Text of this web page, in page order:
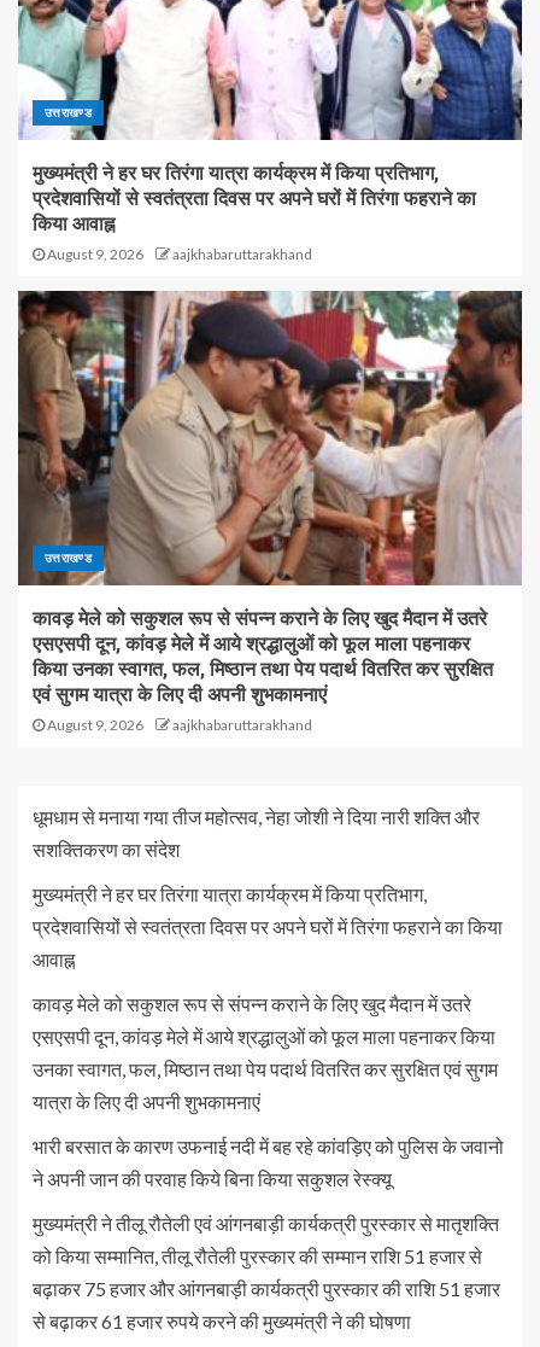
उत्तराखण्ड
मुख्यमंत्री ने हर घर तिरंगा यात्रा कार्यक्रम में किया प्रतिभाग,
प्रदेशवासियों से स्वतंत्रता दिवस पर अपने घरों में तिरंगा फहराने का
किया आवाह्न
August 9, 2026 aajkhabaruttarakhand
उत्तराखण्ड
कावड़ मेले को सकुशल रूप से संपन्न कराने के लिए खुद मैदान में उतरे
एसएसपी दून, कांवड़ मेले में आये श्रद्धालुओं को फूल माला पहनाकर
किया उनका स्वागत, फल, मिष्ठान तथा पेय पदार्थ वितरित कर सुरक्षित
एवं सुगम यात्रा के लिए दी अपनी शुभकामनाएं
August 9, 2026 aajkhabaruttarakhand
धूमधाम से मनाया गया तीज महोत्सव, नेहा जोशी ने दिया नारी शक्ति और
सशक्तिकरण का संदेश
मुख्यमंत्री ने हर घर तिरंगा यात्रा कार्यक्रम में किया प्रतिभाग,
प्रदेशवासियों से स्वतंत्रता दिवस पर अपने घरों में तिरंगा फहराने का किया
आवाह्न
कावड़ मेले को सकुशल रूप से संपन्न कराने के लिए खुद मैदान में उतरे
एसएसपी दून, कांवड़ मेले में आये श्रद्धालुओं को फूल माला पहनाकर किया
उनका स्वागत, फल, मिष्ठान तथा पेय पदार्थ वितरित कर सुरक्षित एवं सुगम
यात्रा के लिए दी अपनी शुभकामनाएं
भारी बरसात के कारण उफनाई नदी में बह रहे कांवड़िए को पुलिस के जवानो
ने अपनी जान की परवाह किये बिना किया सकुशल रेस्क्यू
मुख्यमंत्री ने तीलू रौतेली एवं आंगनबाड़ी कार्यकत्री पुरस्कार से मातृशक्ति
को किया सम्मानित, तीलू रौतेली पुरस्कार की सम्मान राशि 51 हजार से
बढ़ाकर 75 हजार और आंगनबाड़ी कार्यकत्री पुरस्कार की राशि 51 हजार
से बढ़ाकर 61 हजार रुपये करने की मुख्यमंत्री ने की घोषणा